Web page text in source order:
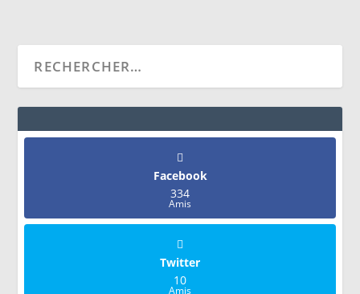
Facebook
334
Amis
Twitter
10
Amis